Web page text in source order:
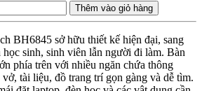
Thêm vào giỏ hàng
BH6845 sở hữu thiết kế hiện đại, sang
sinh, sinh viên lẫn người đi làm. Bàn
phía trên với nhiều ngăn chứa thông
tài liệu, đồ trang trí gọn gàng và dễ tìm.